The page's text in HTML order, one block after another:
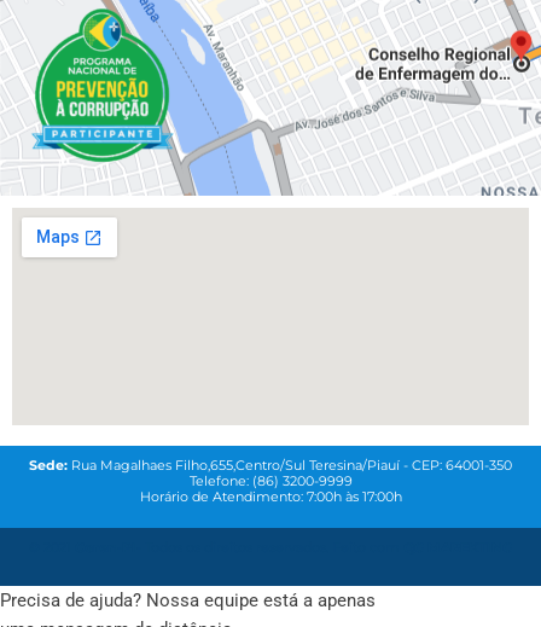
Sede: Rua Magalhaes Filho,655,Centro/Sul Teresina/Piauí - CEP: 64001-350
Telefone: (86) 3200-9999
Horário de Atendimento: 7:00h às 17:00h
Precisa de ajuda? Nossa equipe está a apenas